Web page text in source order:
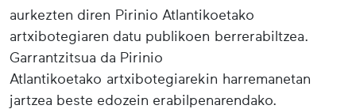
aurkezten diren Pirinio Atlantikoetako
artxibotegiaren datu publikoen berrerabiltzea.
Garrantzitsua da Pirinio
Atlantikoetako artxibotegiarekin harremanetan
jartzea beste edozein erabilpenarendako.